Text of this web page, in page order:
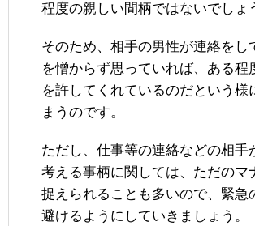
程度の親しい間柄ではないでしょ
そのため、相手の男性が連絡をし
を憎からず思っていれば、ある程
を許してくれているのだという様
まうのです。
ただし、仕事等の連絡などの相手
考える事柄に関しては、ただのマ
捉えられることも多いので、緊急
避けるようにしていきましょう。